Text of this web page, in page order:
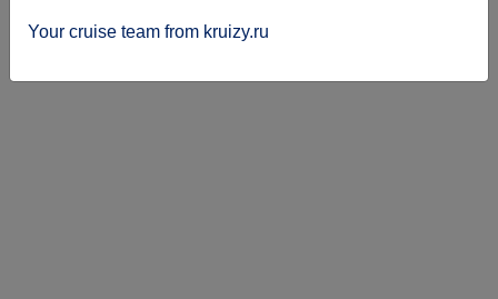
Your cruise team from kruizy.ru